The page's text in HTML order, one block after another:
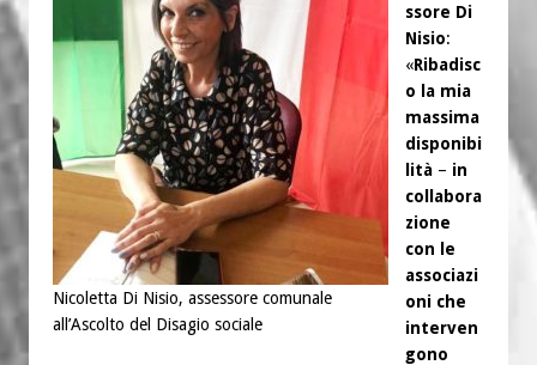
Nicoletta Di Nisio, assessore comunale
all’Ascolto del Disagio sociale
ssore Di
Nisio:
«Ribadisc
o la mia
massima
disponibi
lità – in
collabora
zione
con le
associazi
oni che
interven
gono